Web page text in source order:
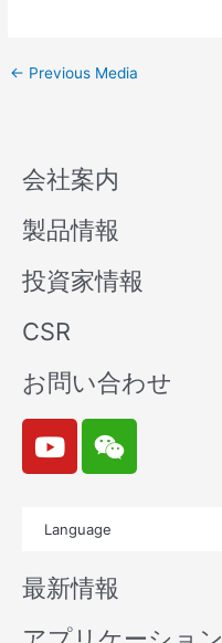
← Previous Media
会社案内
製品情報
投資家情報
CSR
お問い合わせ
Y
o
u
b
e
W
e
i
n
Language
最新情報